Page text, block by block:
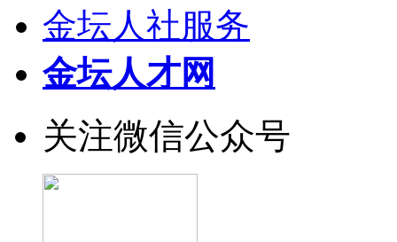
金坛人社服务
金坛人才网
关注微信公众号